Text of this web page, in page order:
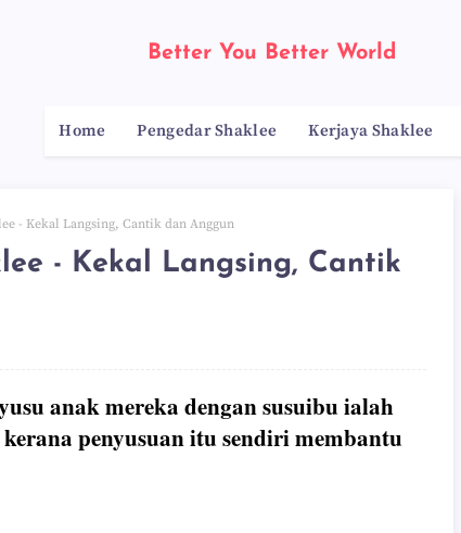
Better You Better World
Home Pengedar Shaklee Kerjaya Shaklee
- Kekal Langsing, Cantik dan Anggun
- Kekal Langsing, Cantik
anak mereka dengan susuibu ialah
penyusuan itu sendiri membantu